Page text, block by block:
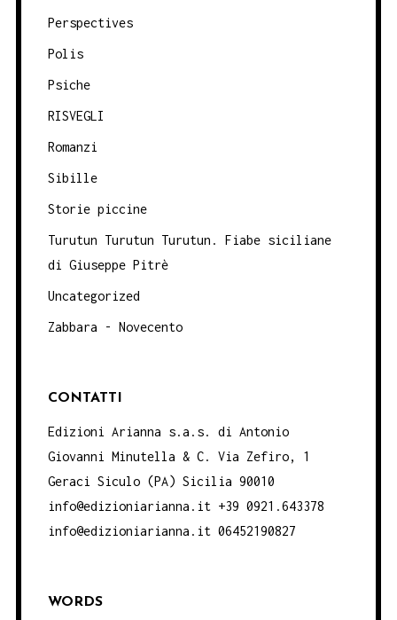
Perspectives
Polis
Psiche
RISVEGLI
Romanzi
Sibille
Storie piccine
Turutun Turutun Turutun. Fiabe siciliane
di Giuseppe Pitrè
Uncategorized
Zabbara - Novecento
CONTATTI
Edizioni Arianna s.a.s. di Antonio
Giovanni Minutella & C. Via Zefiro, 1
Geraci Siculo (PA) Sicilia 90010
info@edizioniarianna.it +39 0921.643378
info@edizioniarianna.it 06452190827
WORDS